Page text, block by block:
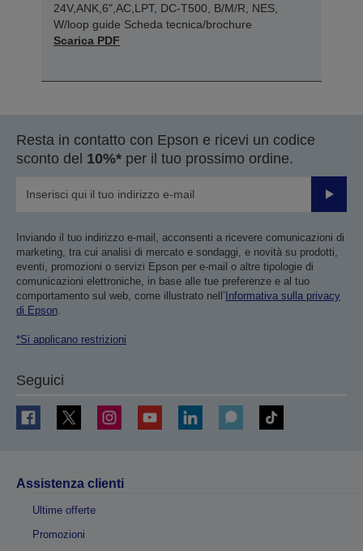
24V,ANK,6",AC,LPT, DC-T500, B/M/R, NES,
W/loop guide Scheda tecnica/brochure
Scarica PDF
Resta in contatto con Epson e ricevi un codice
sconto del 10%* per il tuo prossimo ordine.
Invia
Inviando il tuo indirizzo e-mail, acconsenti a ricevere comunicazioni di
marketing, tra cui analisi di mercato e sondaggi, e novità su prodotti,
eventi, promozioni o servizi Epson per e-mail o altre tipologie di
comunicazioni elettroniche, in base alle tue preferenze e al tuo
comportamento sul web, come illustrato nell’ Informativa sulla privacy
di Epson
*Si applicano restrizioni
Seguici
Assistenza clienti
Ultime offerte
Promozioni